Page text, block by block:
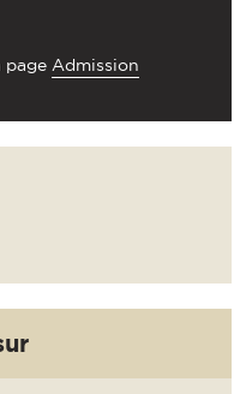
page Admission